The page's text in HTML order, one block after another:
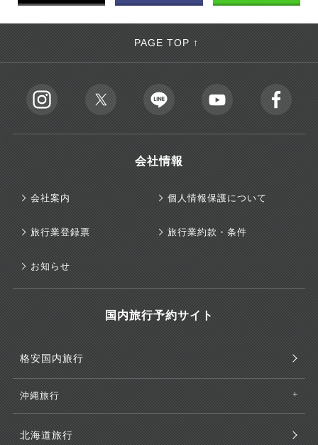
PAGE TOP ↑
会社情報
会社案内 個人情報保護について
旅行業登録票 旅行業約款・条件
お知らせ
国内旅行予約サイト
格安国内旅行
沖縄旅行
北海道旅行